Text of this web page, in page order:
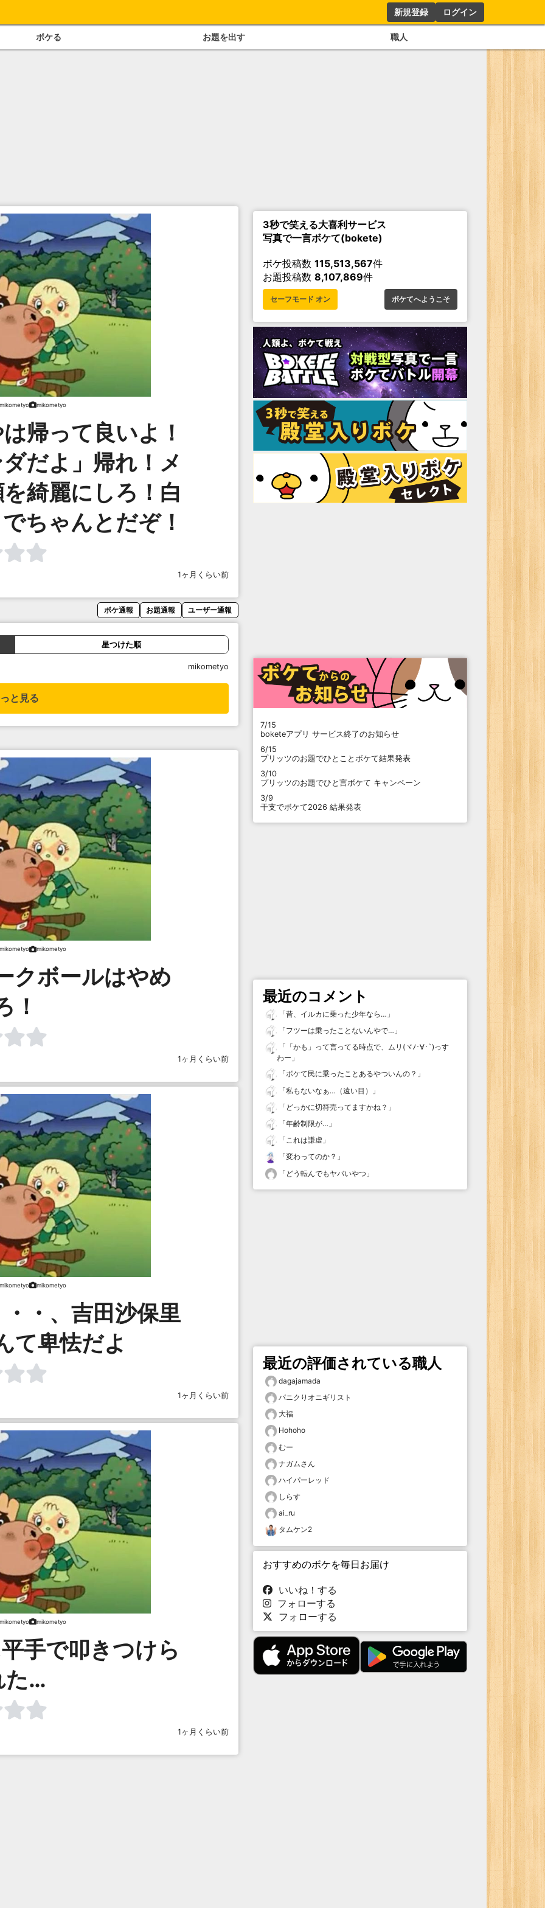
新規登録 ログイン
ボケる お題を出す 職人
mikometyo mikometyo
帰って良いよ！
だよ」帰れ！メ
綺麗にしろ！白
ちゃんとだぞ！
1ヶ月くらい前
ボケ通報 お題通報 ユーザー通報
星つけた順
mikometyo
と見る
mikometyo mikometyo
クボールはやめ
！
1ヶ月くらい前
mikometyo mikometyo
・、吉田沙保里
て卑怯だよ
1ヶ月くらい前
mikometyo mikometyo
手で叩きつけら
た…
1ヶ月くらい前
3秒で笑える大喜利サービス
写真で一言ボケて(bokete)
ボケ投稿数 115,513,567件
お題投稿数 8,107,869件
セーフモード オン ボケてへようこそ
7/15
boketeアプリ サービス終了のお知らせ
6/15
プリッツのお題でひとことボケて結果発表
3/10
プリッツのお題でひと言ボケて キャンペーン
3/9
干支でボケて2026 結果発表
最近のコメント
「昔、イルカに乗った少年なら… 」
「フツーは乗ったことないんやで… 」
「 「かも」って言ってる時点で、ムリ(ヾﾉ･∀･`)っす
わー 」
「ボケて民に乗ったことあるやついんの？ 」
「私もないなぁ…（遠い目）
」
「 どっかに切符売ってますかね？ 」
「年齢制限が… 」
「これは謙虚 」
「変わってのか？ 」
「 どう転んでもヤバいやつ 」
最近の評価されている職人
dagajamada
パニクりオニギリスト
大福
Hohoho
むー
ナガムさん
ハイパーレッド
しらす
ai_ru
タムケン2
おすすめのボケを毎日お届け
いいね！する
フォローする
フォローする